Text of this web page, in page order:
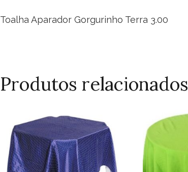
Toalha Aparador Gorgurinho Terra 3.00
Produtos relacionados